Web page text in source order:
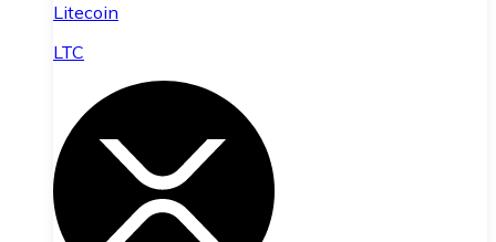
Litecoin
LTC